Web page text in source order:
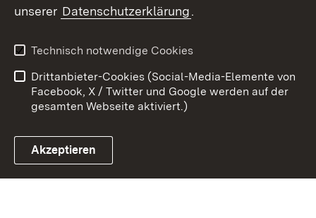
Link zum Landesportal
Kontakt
Impressum
Cookies
unserer Datenschutzerklärung.
Technisch notwendige Cookies
Drittanbieter-Cookies (Social-Media-Elemente von
Facebook, X / Twitter und Google werden auf der
gesamten Webseite aktiviert.)
Akzeptieren